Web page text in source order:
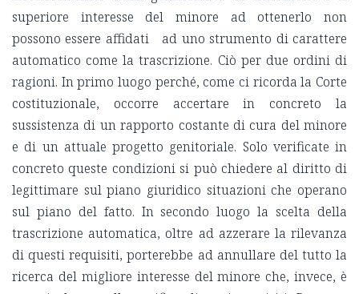
superiore interesse del minore ad ottenerlo non
possono essere affidati ad uno strumento di carattere
automatico come la trascrizione. Ciò per due ordini di
ragioni. In primo luogo perché, come ci ricorda la Corte
costituzionale, occorre accertare in concreto la
sussistenza di un rapporto costante di cura del minore
e di un attuale progetto genitoriale. Solo verificate in
concreto queste condizioni si può chiedere al diritto di
legittimare sul piano giuridico situazioni che operano
sul piano del fatto. In secondo luogo la scelta della
trascrizione automatica, oltre ad azzerare la rilevanza
di questi requisiti, porterebbe ad annullare del tutto la
ricerca del migliore interesse del minore che, invece, è